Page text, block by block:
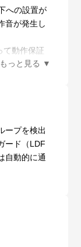
への設置が
音が発生し
て動作保証
照くださ
ープを検出
ード（LDF
自動的に通